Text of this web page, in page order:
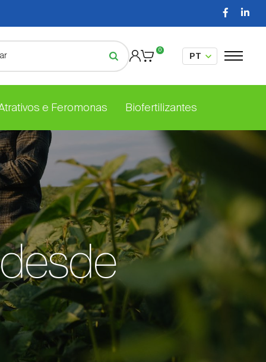
0
e Feromonas Biofertilizantes